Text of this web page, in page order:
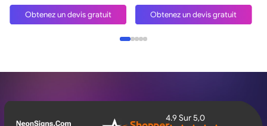
Obtenez un devis gratuit Obtenez un devis gratuit
4.9Sur 5,0